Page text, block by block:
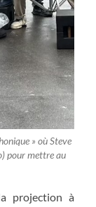
» où Steve
pour mettre au
projection à